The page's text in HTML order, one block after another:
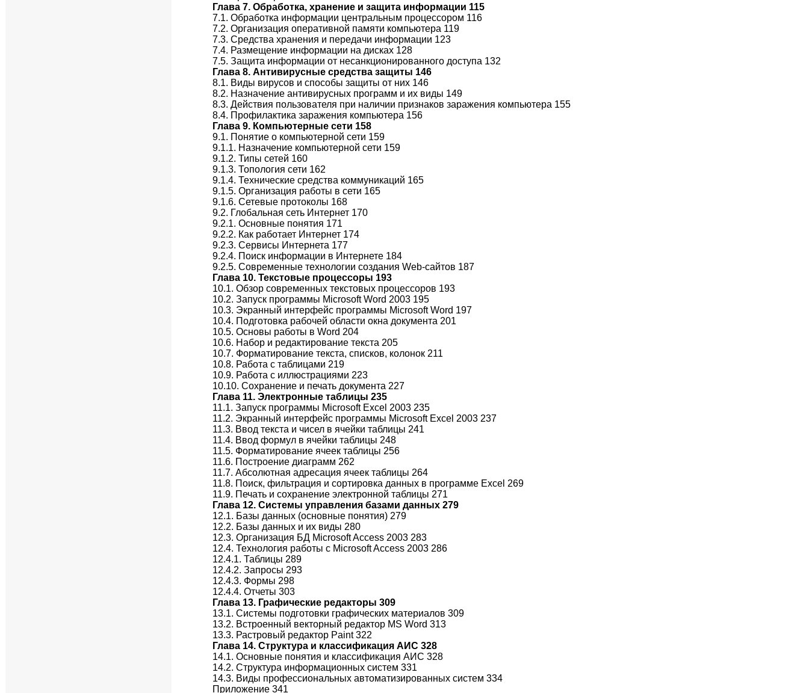
Глава 7. Обработка, хранение и защита информации 115
7.1. Обработка информации центральным процессором 116
7.2. Организация оперативной памяти компьютера 119
7.3. Средства хранения и передачи информации 123
7.4. Размещение информации на дисках 128
7.5. Защита информации от несанкционированного доступа 132
Глава 8. Антивирусные средства защиты 146
8.1. Виды вирусов и способы защиты от них 146
8.2. Назначение антивирусных программ и их виды 149
8.3. Действия пользователя при наличии признаков заражения компьютера 155
8.4. Профилактика заражения компьютера 156
Глава 9. Компьютерные сети 158
9.1. Понятие о компьютерной сети 159
9.1.1. Назначение компьютерной сети 159
9.1.2. Типы сетей 160
9.1.3. Топология сети 162
9.1.4. Технические средства коммуникаций 165
9.1.5. Организация работы в сети 165
9.1.6. Сетевые протоколы 168
9.2. Глобальная сеть Интернет 170
9.2.1. Основные понятия 171
9.2.2. Как работает Интернет 174
9.2.3. Сервисы Интернета 177
9.2.4. Поиск информации в Интернете 184
9.2.5. Современные технологии создания Web-сайтов 187
Глава 10. Текстовые процессоры 193
10.1. Обзор современных текстовых процессоров 193
10.2. Запуск программы Microsoft Word 2003 195
10.3. Экранный интерфейс программы Microsoft Word 197
10.4. Подготовка рабочей области окна документа 201
10.5. Основы работы в Word 204
10.6. Набор и редактирование текста 205
10.7. Форматирование текста, списков, колонок 211
10.8. Работа с таблицами 219
10.9. Работа с иллюстрациями 223
10.10. Сохранение и печать документа 227
Глава 11. Электронные таблицы 235
11.1. Запуск программы Microsoft Excel 2003 235
11.2. Экранный интерфейс программы Microsoft Excel 2003 237
11.3. Ввод текста и чисел в ячейки таблицы 241
11.4. Ввод формул в ячейки таблицы 248
11.5. Форматирование ячеек таблицы 256
11.6. Построение диаграмм 262
11.7. Абсолютная адресация ячеек таблицы 264
11.8. Поиск, фильтрация и сортировка данных в программе Excel 269
11.9. Печать и сохранение электронной таблицы 271
Глава 12. Системы управления базами данных 279
12.1. Базы данных (основные понятия) 279
12.2. Базы данных и их виды 280
12.3. Организация БД Microsoft Access 2003 283
12.4. Технология работы с Microsoft Access 2003 286
12.4.1. Таблицы 289
12.4.2. Запросы 293
12.4.3. Формы 298
12.4.4. Отчеты 303
Глава 13. Графические редакторы 309
13.1. Системы подготовки графических материалов 309
13.2. Встроенный векторный редактор MS Word 313
13.3. Растровый редактор Paint 322
Глава 14. Структура и классификация АИС 328
14.1. Основные понятия и классификация АИС 328
14.2. Структура информационных систем 331
14.3. Виды профессиональных автоматизированных систем 334
Приложение 341